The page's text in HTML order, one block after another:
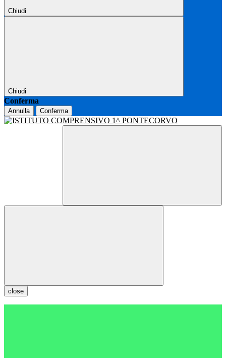
Chiudi
Chiudi
Conferma
Annulla Conferma
close